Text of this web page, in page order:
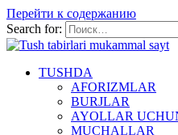
Перейти к содержанию
Search for:
TUSHDA
AFORIZMLAR
BURJLAR
AYOLLAR
MUCHALLAR